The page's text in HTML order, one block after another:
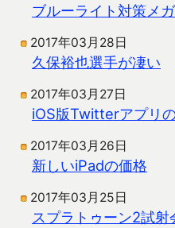
ブルーライト対策メ
2017年03月28日
久保裕也選手が凄い
2017年03月27日
iOS版Twitterアプリ
2017年03月26日
新しいiPadの価格
2017年03月25日
スプラトゥーン2試射